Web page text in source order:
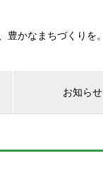
豊かなまちづくりを。
お知らせ